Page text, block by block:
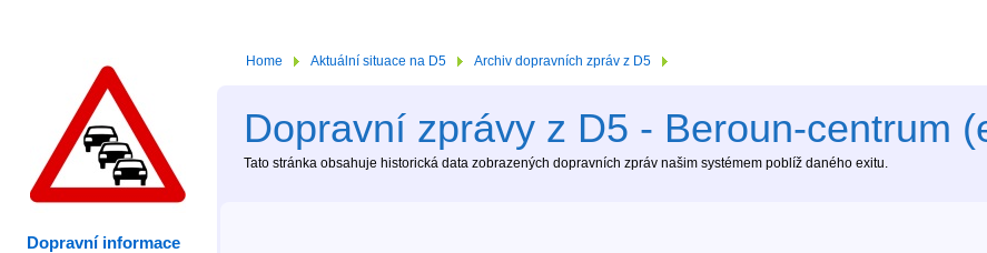
Home Aktuální situace na D5 Archiv dopravních zpráv z D5
Dopravní zprávy z D5 - Beroun-centrum
Tato stránka obsahuje historická data zobrazených dopravních zpráv našim systémem poblíž daného exitu.
Dopravní informace